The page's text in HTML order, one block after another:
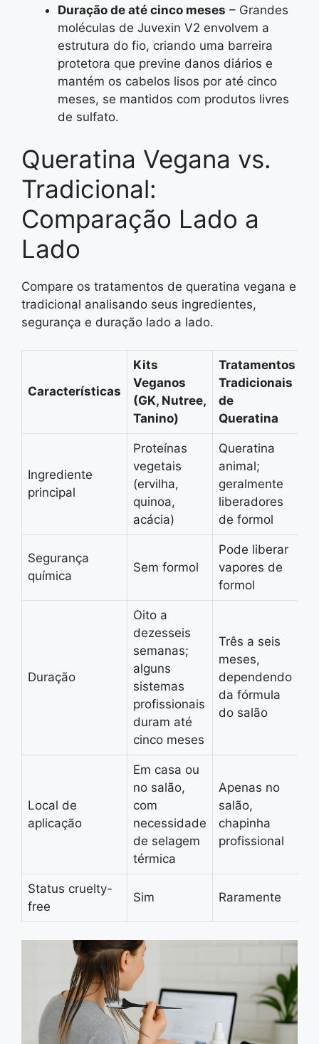
Duração de até cinco meses – Grandes
moléculas de Juvexin V2 envolvem a
estrutura do fio, criando uma barreira
protetora que previne danos diários e
mantém os cabelos lisos por até cinco
meses, se mantidos com produtos livres
de sulfato.
Queratina Vegana vs.
Tradicional:
Comparação Lado a
Lado
Compare os tratamentos de queratina vegana e
tradicional analisando seus ingredientes,
segurança e duração lado a lado.
Características
Kits
Veganos
(GK, Nutree,
Tanino)
Tratamentos
Tradicionais
de
Queratina
Ingrediente
principal
Proteínas
vegetais
(ervilha,
quinoa,
acácia)
Queratina
animal;
geralmente
liberadores
de formol
Segurança
química
Sem formol
Pode liberar
vapores de
formol
Duração
Oito a
dezesseis
semanas;
alguns
sistemas
profissionais
duram até
cinco meses
Três a seis
meses,
dependendo
da fórmula
do salão
Local de
aplicação
Em casa ou
no salão,
com
necessidade
de selagem
térmica
Apenas no
salão,
chapinha
profissional
Status cruelty-
free
Sim Raramente